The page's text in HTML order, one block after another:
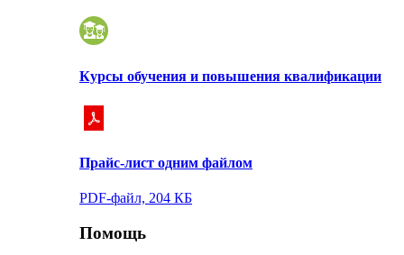
Курсы обучения и повышения квалификации
Прайс-лист одним файлом
PDF-файл, 204 КБ
Помощь